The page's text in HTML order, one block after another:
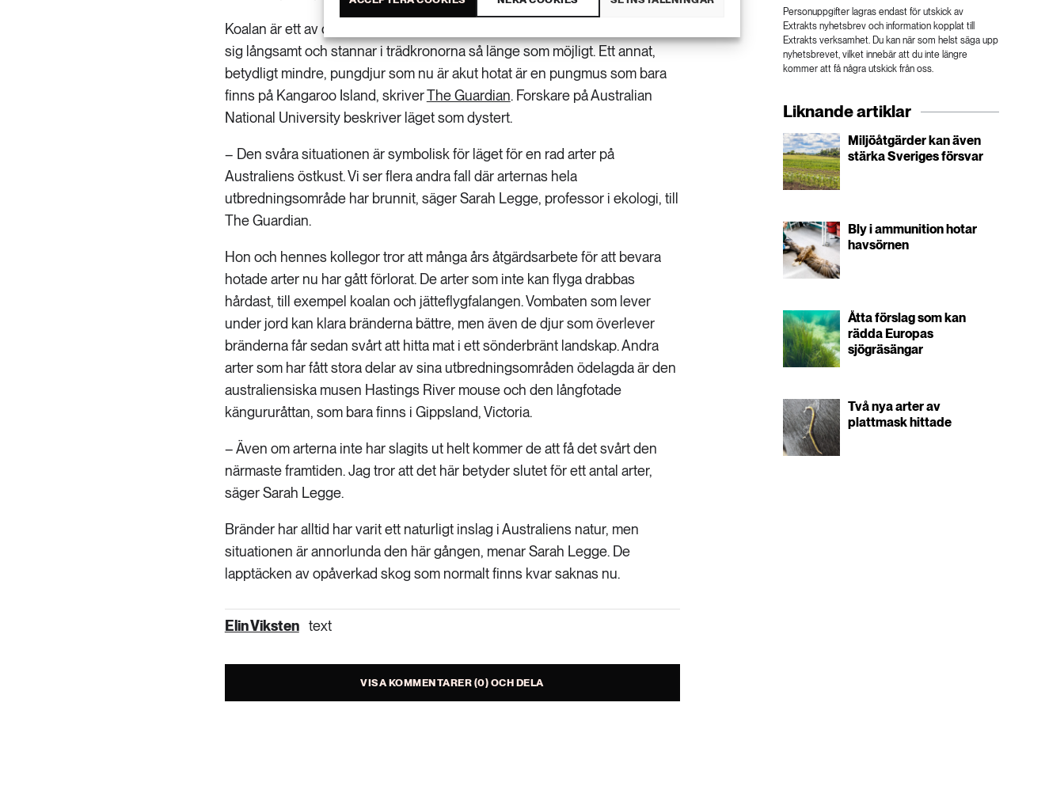
Koalan är ett av djuren som har svårt att komma undan bränderna, de rör
sig långsamt och stannar i trädkronorna så länge som möjligt. Ett annat,
betydligt mindre, pungdjur som nu är akut hotat är en pungmus som bara
finns på Kangaroo Island, skriverThe Guardian. Forskare på Australian
National University beskriver läget som dystert.
– Den svåra situationen är symbolisk för läget för en rad arter på
Australiens östkust. Vi ser flera andra fall där arternas hela
utbredningsområde har brunnit, säger Sarah Legge, professor i ekologi, till
The Guardian.
Hon och hennes kollegor tror att många års åtgärdsarbete för att bevara
hotade arter nu har gått förlorat. De arter som inte kan flyga drabbas
hårdast, till exempel koalan och jätteflygfalangen. Vombaten som lever
under jord kan klara bränderna bättre, men även de djur som överlever
bränderna får sedan svårt att hitta mat i ett sönderbränt landskap. Andra
arter som har fått stora delar av sina utbredningsområden ödelagda är den
australiensiska musen Hastings River mouse och den långfotade
kängururåttan, som bara finns i Gippsland, Victoria.
– Även om arterna inte har slagits ut helt kommer de att få det svårt den
närmaste framtiden. Jag tror att det här betyder slutet för ett antal arter,
säger Sarah Legge.
Bränder har alltid har varit ett naturligt inslag i Australiens natur, men
situationen är annorlunda den här gången, menar Sarah Legge. De
lapptäcken av opåverkad skog som normalt finns kvar saknas nu.
Elin Viksten text
VISA KOMMENTARER (0) OCH DELA
Personuppgifter lagras endast för utskick av
Extrakts nyhetsbrev och information kopplat till
Extrakts verksamhet. Du kan när som helst säga upp
nyhetsbrevet, vilket innebär att du inte längre
kommer att få några utskick från oss.
Liknande artiklar
Miljöåtgärder kan även
stärka Sveriges försvar
Bly i ammunition hotar
havsörnen
Åtta förslag som kan
rädda Europas
sjögräsängar
Två nya arter av
plattmask hittade